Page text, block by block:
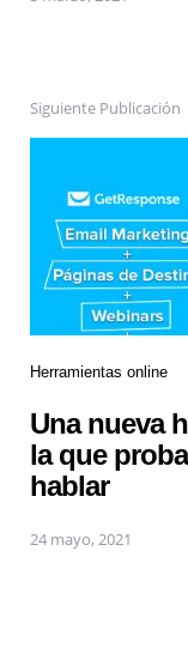
Siguiente Publicación
Herramientas online
Una nueva
la que
hablar
24 mayo, 2021